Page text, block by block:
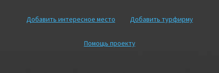
Добавить интересное место Добавить турфирму
Помощь проекту